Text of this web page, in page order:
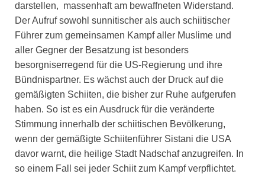
darstellen, massenhaft am bewaffneten Widerstand.
Der Aufruf sowohl sunnitischer als auch schiitischer
Führer zum gemeinsamen Kampf aller Muslime und
aller Gegner der Besatzung ist besonders
besorgniserregend für die US-Regierung und ihre
Bündnispartner. Es wächst auch der Druck auf die
gemäßigten Schiiten, die bisher zur Ruhe aufgerufen
haben. So ist es ein Ausdruck für die veränderte
Stimmung innerhalb der schiitischen Bevölkerung,
wenn der gemäßigte Schiitenführer Sistani die USA
davor warnt, die heilige Stadt Nadschaf anzugreifen. In
so einem Fall sei jeder Schiit zum Kampf verpflichtet.